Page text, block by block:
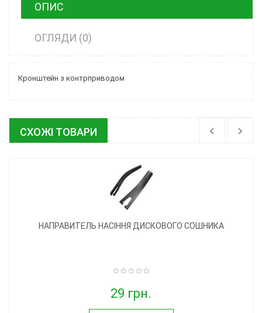
ОПИС
ОГЛЯДИ (0)
Кронштейн з контрприводом
СХОЖІ ТОВАРИ
НАПРАВИТЕЛЬ НАСІННЯ ДИСКОВОГО СОШНИКА
29 грн.